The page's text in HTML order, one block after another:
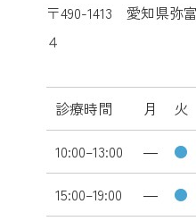
〒490-1413 愛知県弥
４
診療時間 月 火
10:00–13:00
― ●
15:00–19:00
― ●